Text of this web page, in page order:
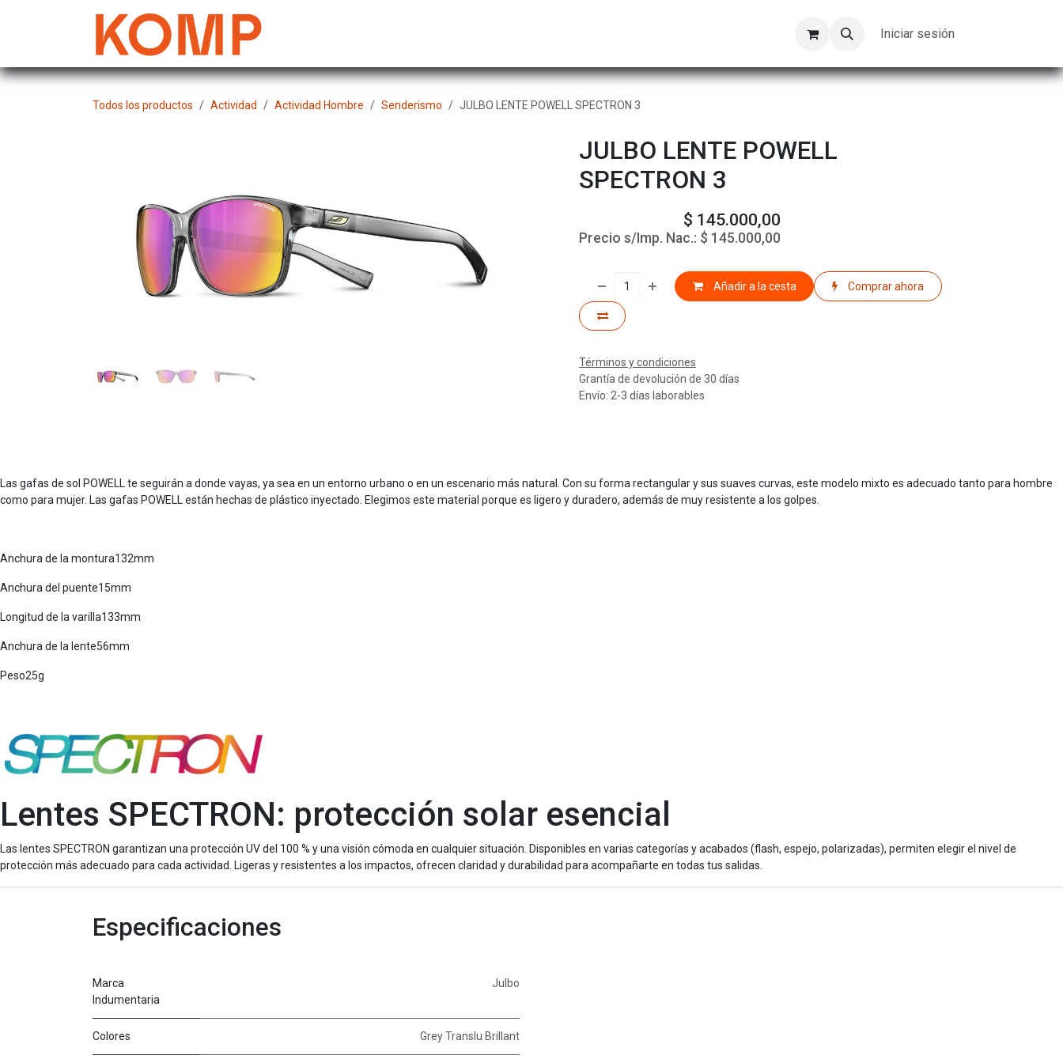
Trabajos Iniciar sesión
Todos los productos Actividad Actividad Hombre Senderismo JULBO LENTE POWELL SPECTRON 3
JULBO LENTE POWELL
SPECTRON 3
$ 145.000,00
Precio s/Imp. Nac.: $ 145.000,00
Añadir a la cesta Comprar ahora
Términos y condiciones
Grantía de devolución de 30 días
Envío: 2-3 días laborables
Las gafas de sol POWELL te seguirán a donde vayas, ya sea en un entorno urbano o en un escenario más natural. Con su forma rectangular y sus suaves curvas, este modelo mixto es adecuado tanto para hombre
como para mujer. Las gafas POWELL están hechas de plástico inyectado. Elegimos este material porque es ligero y duradero, además de muy resistente a los golpes.
Anchura de la montura132mm
Anchura del puente15mm
Longitud de la varilla133mm
Anchura de la lente56mm
Peso25g
Lentes SPECTRON: protección solar esencial
Las lentes SPECTRON garantizan una protección UV del 100 % y una visión cómoda en cualquier situación. Disponibles en varias categorías y acabados (flash, espejo, polarizadas), permiten elegir el nivel de
protección más adecuado para cada actividad. Ligeras y resistentes a los impactos, ofrecen claridad y durabilidad para acompañarte en todas tus salidas.
Especificaciones
Marca
Indumentaria
Julbo
Colores Grey Translu Brillant